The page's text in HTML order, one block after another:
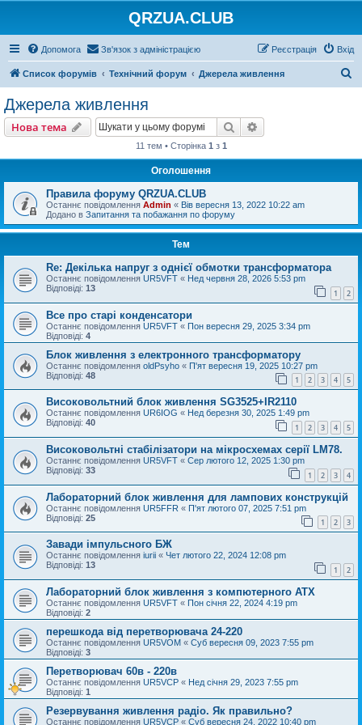
QRZUA.CLUB
Допомога Зв'язок з адміністрацією Вхід
Реєстрація
Список форумів Технічний форум Джерела живлення
Джерела живлення
Нова тема Пошук
11 тем • Сторінка 1 з 1
Оголошення
Правила форуму QRZUA.CLUB
Останнє повідомлення Admin « Вів вересня 13, 2022 10:22 am
Додано в Запитання та побажання по форуму
Тем
Re: Декілька напруг з однієї обмотки трансформатора
Останнє повідомлення UR5VFT « Нед червня 28, 2026 5:53 pm
Відповіді: 13 1 2
Все про старі конденсатори
Останнє повідомлення UR5VFT « Пон вересня 29, 2025 3:34 pm
Відповіді: 4
Блок живлення з електронного трансформатору
Останнє повідомлення oldPsyho « П'ят вересня 19, 2025 10:27 pm
Відповіді: 48 1 2 3 4 5
Високовольтний блок живлення SG3525+IR2110
Останнє повідомлення UR6IOG « Нед березня 30, 2025 1:49 pm
Відповіді: 40 1 2 3 4 5
Високовольтні стабілізатори на мікросхемах серії LM78.
Останнє повідомлення UR5VFT « Сер лютого 12, 2025 1:30 pm
Відповіді: 33 1 2 3 4
Лабораторний блок живлення для лампових конструкцій
Останнє повідомлення UR5FFR « П'ят лютого 07, 2025 7:51 pm
Відповіді: 25 1 2 3
Завади імпульсного БЖ
Останнє повідомлення iurii « Чет лютого 22, 2024 12:08 pm
Відповіді: 13 1 2
Лабораторний блок живлення з компютерного АТХ
Останнє повідомлення UR5VFT « Пон січня 22, 2024 4:19 pm
Відповіді: 2
перешкода від перетворювача 24-220
Останнє повідомлення UR5VOM « Суб вересня 09, 2023 7:55 pm
Відповіді: 3
Перетворювач 60в - 220в
Останнє повідомлення UR5VCP « Нед січня 29, 2023 7:55 pm
Відповіді: 1
Резервування живлення радіо. Як правильно?
Останнє повідомлення UR5VCP « Суб вересня 24, 2022 10:40 pm